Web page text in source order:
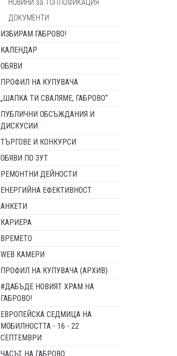
НОВИНИ за ТОПЛОФИКАЦИЯ
ДОКУМЕНТИ
ИЗБИРАМ ГАБРОВО!
КАЛЕНДАР
ОБЯВИ
ПРОФИЛ НА КУПУВАЧА
„ШАПКА ТИ СВАЛЯМЕ, ГАБРОВО“
ПУБЛИЧНИ ОБСЪЖДАНИЯ И
ДИСКУСИИ
ТЪРГОВЕ И КОНКУРСИ
ОБЯВИ ПО ЗУТ
РЕМОНТНИ ДЕЙНОСТИ
ЕНЕРГИЙНА ЕФЕКТИВНОСТ
АНКЕТИ
КАРИЕРА
ВРЕМЕТО
WEB КАМЕРИ
ПРОФИЛ НА КУПУВАЧА (АРХИВ)
#ДАБЪДЕ НОВИЯТ ХРАМ НА
ГАБРОВО!
ЕВРОПЕЙСКА СЕДМИЦА НА
МОБИЛНОСТТА - 16 - 22
СЕПТЕМВРИ
ЧАСЪТ НА ГАБРОВО